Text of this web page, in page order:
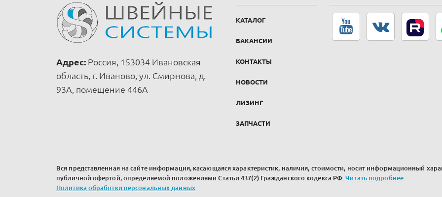
Адрес: Россия, 153034 Ивановская
область, г. Иваново, ул. Смирнова, д.
93А, помещение 446А
КАТАЛОГ
ВАКАНСИИ
КОНТАКТЫ
НОВОСТИ
ЛИЗИНГ
ЗАПЧАСТИ
Вся представленная на сайте информация, касающаяся характеристик, наличия, стоимости, носит информационный
публичной офертой, определяемой положениями Статьи 437(2) Гражданского кодекса РФ.Читать подробнее.
Политика обработки персональных данных